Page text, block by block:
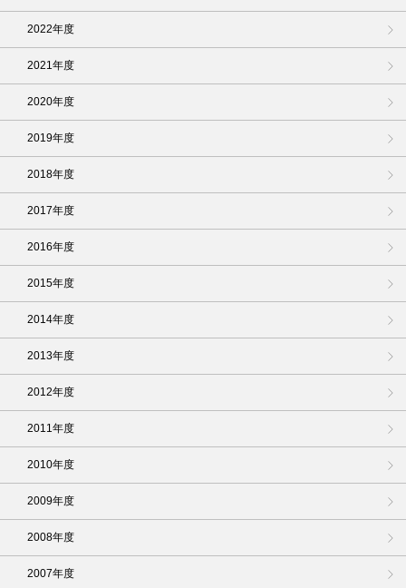
2022年度
2021年度
2020年度
2019年度
2018年度
2017年度
2016年度
2015年度
2014年度
2013年度
2012年度
2011年度
2010年度
2009年度
2008年度
2007年度